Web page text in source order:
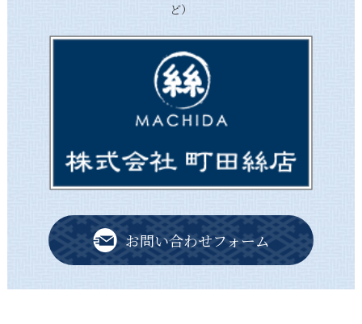
ど）
お問い合わせフォーム